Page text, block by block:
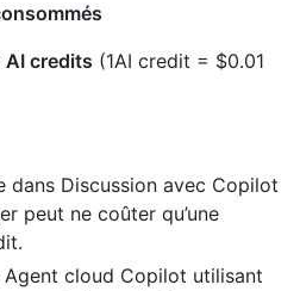
AI credits (1AI credit = $0.01
dans Discussion avec Copilot
peut ne coûter qu’une
Agent cloud Copilot utilisant